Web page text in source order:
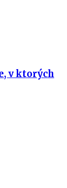
v ktorých